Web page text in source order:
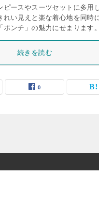
ピースやスーツセットに多用
れい見えと楽な着心地を同時
ポンチ」の魅力にせまります。
続きを読む
0